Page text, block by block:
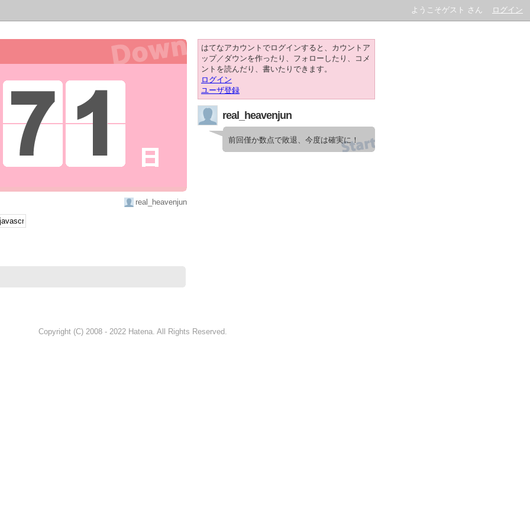
ようこそゲスト さん ログイン
real_heavenjun
はてなアカウントでログインすると、カウントア
ップ／ダウンを作ったり、フォローしたり、コメ
ントを読んだり、書いたりできます。
ログイン
ユーザ登録
real_heavenjun
前回僅か数点で敗退、今度は確実に！
Copyright (C) 2008 - 2022 Hatena. All Rights Reserved.